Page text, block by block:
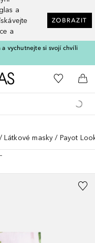
a
a
ZOBRAZIT
vychutnejte si svojí chvíli
Domů K mému
Do
Látkové masky Payot